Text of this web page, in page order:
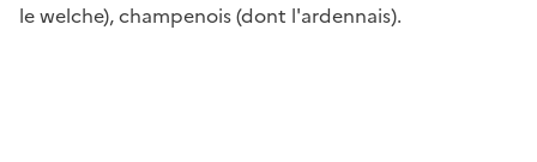
le welche), champenois (dont l'ardennais).